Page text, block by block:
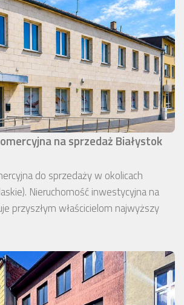
na sprzedaż Białystok
do sprzedaży w okolicach
Nieruchomość inwestycyjna na
przyszłym właścicielom najwyższy